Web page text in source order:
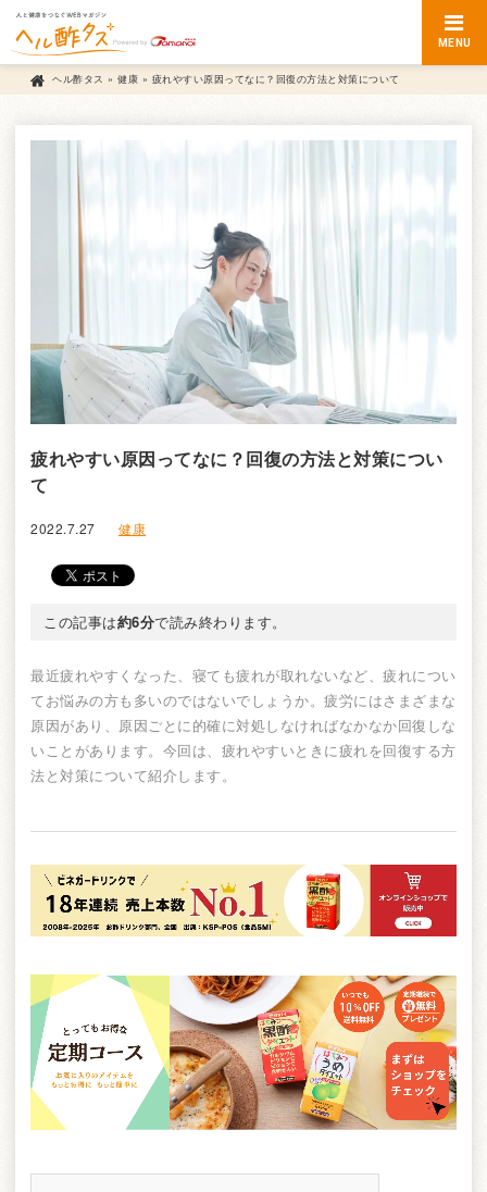
MENU
ヘル酢タス » 健康 » 疲れやすい原因ってなに？回復の方法と対策について
疲れやすい原因ってなに？回復の方法と対策につい
て
2022.7.27 健康
この記事は約6分で読み終わります。
最近疲れやすくなった、寝ても疲れが取れないなど、疲れについ
てお悩みの方も多いのではないでしょうか。疲労にはさまざまな
原因があり、原因ごとに的確に対処しなければなかなか回復しな
いことがあります。今回は、疲れやすいときに疲れを回復する方
法と対策について紹介します。